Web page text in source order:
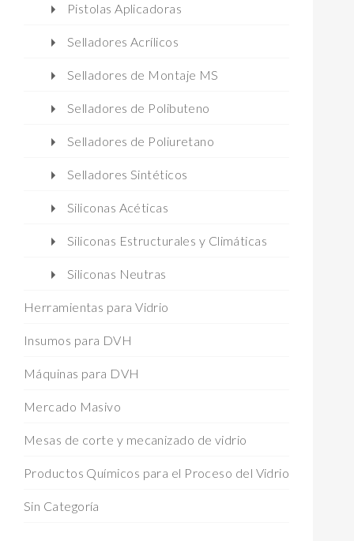
Pistolas Aplicadoras
Selladores Acrílicos
Selladores de Montaje MS
Selladores de Polibuteno
Selladores de Poliuretano
Selladores Sintéticos
Siliconas Acéticas
Siliconas Estructurales y Climáticas
Siliconas Neutras
Herramientas para Vidrio
Insumos para DVH
Máquinas para DVH
Mercado Masivo
Mesas de corte y mecanizado de vidrio
Productos Químicos para el Proceso del Vidrio
Sin Categoría